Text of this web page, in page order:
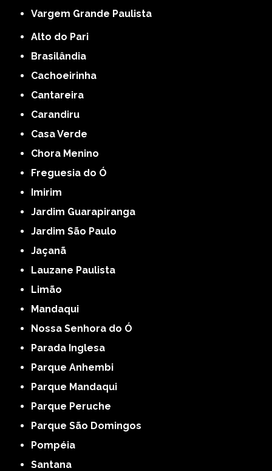
Vargem Grande Paulista
Alto do Pari
Brasilândia
Cachoeirinha
Cantareira
Carandiru
Casa Verde
Chora Menino
Freguesia do Ó
Imirim
Jardim Guarapiranga
Jardim São Paulo
Jaçanã
Lauzane Paulista
Limão
Mandaqui
Nossa Senhora do Ó
Parada Inglesa
Parque Anhembi
Parque Mandaqui
Parque Peruche
Parque São Domingos
Pompéia
Santana